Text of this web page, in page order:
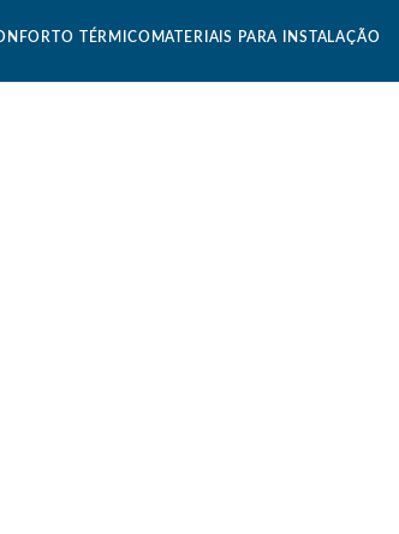
TÉRMICO MATERIAIS PARA INSTALAÇÃO